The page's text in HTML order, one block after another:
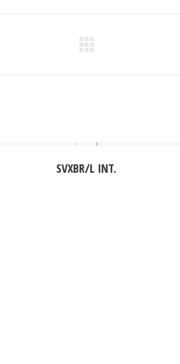
SVXBR/L INT.